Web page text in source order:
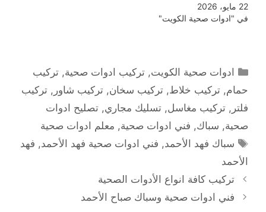
22 مايو، 2026
في "ادوات صحية الكويت"
التصنيفات
ادوات صحية الكويت,تركيب ادوات صحية,تركيب
حمام, تركيب خلاط, تركيب سخان, تركيب شاور , تركيب
فلتر , تركيب مغاسل, تسليك مجاري, تصليح ادوات
صحية, سباك, فني ادوات صحية, معلم ادوات صحية
الوسوم
سباك فهد الأحمد, فني ادوات صحية فهد الأحمد, فهد
الأحمد
تركيب كافة انواع الأدوات الصحية
فني ادوات صحية وسباك صباح الأحمد